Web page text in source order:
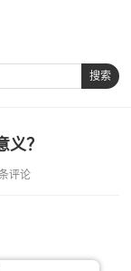
搜索
？
评论